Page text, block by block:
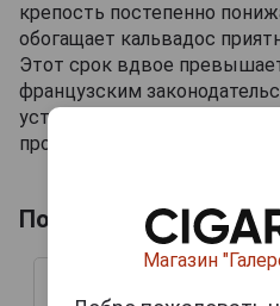
крепость постепенно
обогащает кальвадос
Этот срок вдвое
французским
устанавливая высокую
производимого напитка.
Похожие товары по
Магазин